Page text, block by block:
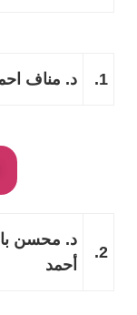
1. د. مناف
2.
د. محسن
أحمد